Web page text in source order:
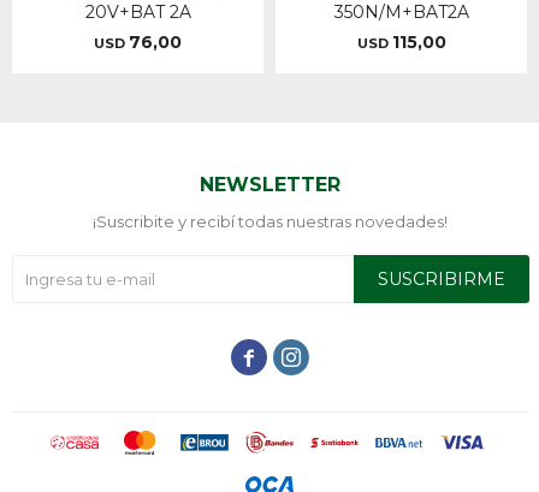
20V+BAT 2A
USD 76,00
350N/M+BAT2A
USD 115,00
NEWSLETTER
¡Suscribite y recibí todas nuestras novedades!
SUSCRIBIRME
 